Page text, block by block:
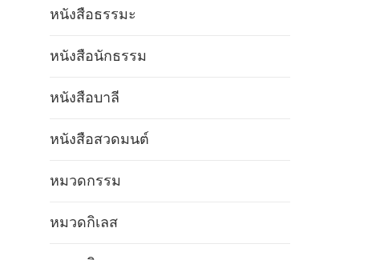
หนังสือธรรมะ
หนังสือนักธรรม
หนังสือบาลี
หนังสือสวดมนต์
หมวดกรรม
หมวดกิเลส